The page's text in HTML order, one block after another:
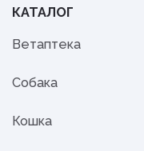
КАТАЛОГ
Ветаптека
Собака
Кошка